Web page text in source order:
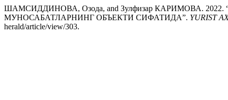
ШАМСИДДИНОВА, Озода, and Зулфизар КАРИМОВА.
МУНОСАБАТЛАРНИНГ ОБЪЕКТИ СИФАТИДА”. YURIST
herald/article/view/303.